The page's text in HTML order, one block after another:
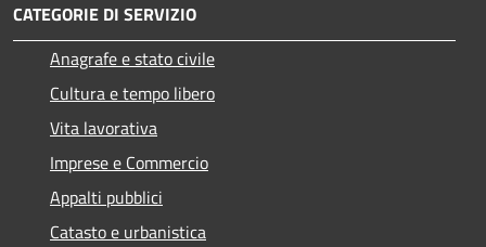
CATEGORIE DI SERVIZIO
Anagrafe e stato civile
Cultura e tempo libero
Vita lavorativa
Imprese e Commercio
Appalti pubblici
Catasto e urbanistica